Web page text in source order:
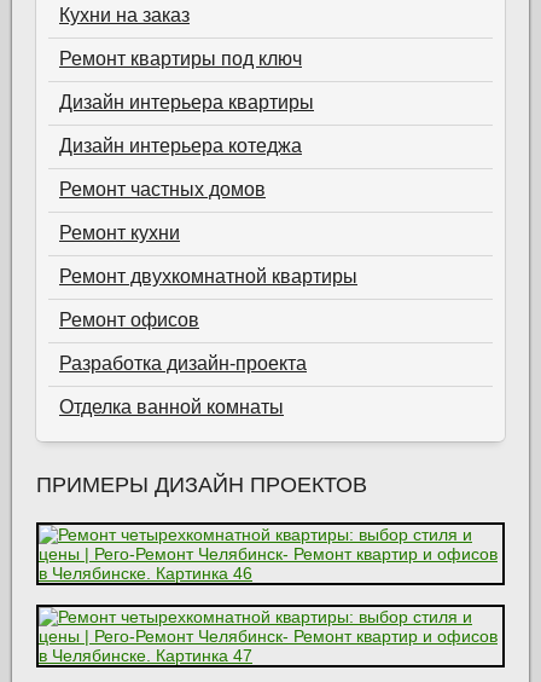
Кухни на заказ
Ремонт квартиры под ключ
Дизайн интерьера квартиры
Дизайн интерьера котеджа
Ремонт частных домов
Ремонт кухни
Ремонт двухкомнатной квартиры
Ремонт офисов
Разработка дизайн-проекта
Отделка ванной комнаты
ПРИМЕРЫ ДИЗАЙН ПРОЕКТОВ